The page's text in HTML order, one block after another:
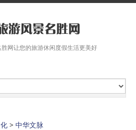
网让您的旅游休闲度假生活更美好
> 中华文脉